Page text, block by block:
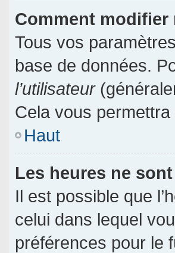
Comment modifier
Tous vos
base de données.
l’utilisateur
Cela vous
Haut
Les heures ne
Il est possible que
celui dans lequel
préférences pour le